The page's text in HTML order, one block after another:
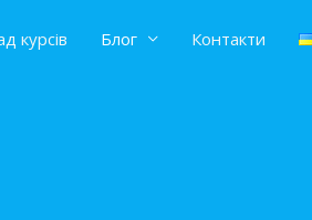
курсів Блог Контакти